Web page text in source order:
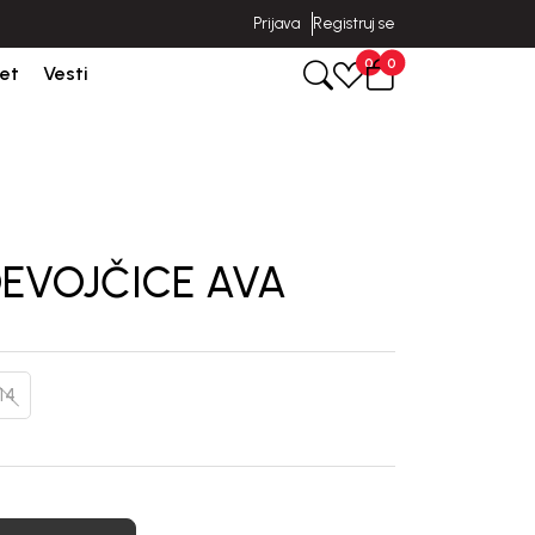
Isporuka u roku od 3-5 dana od dana kreiranja porudžbine.
Prijava Registruj se
Vesti 0 0
AVA
14